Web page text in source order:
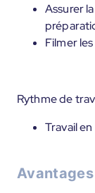
Assurer
Filmer
Rythme de
Travail
Avantages